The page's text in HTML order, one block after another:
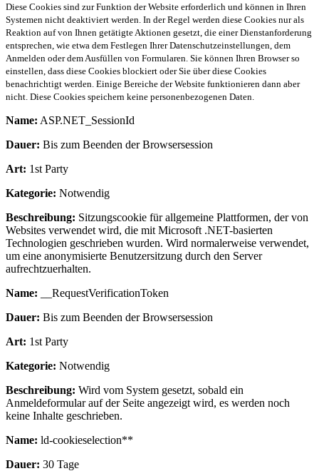
Diese Cookies sind zur Funktion der Website erforderlich und können in Ihren
Systemen nicht deaktiviert werden. In der Regel werden diese Cookies nur als
Reaktion auf von Ihnen getätigte Aktionen gesetzt, die einer Dienstanforderung
entsprechen, wie etwa dem Festlegen Ihrer Datenschutzeinstellungen, dem
Anmelden oder dem Ausfüllen von Formularen. Sie können Ihren Browser so
einstellen, dass diese Cookies blockiert oder Sie über diese Cookies
benachrichtigt werden. Einige Bereiche der Website funktionieren dann aber
nicht. Diese Cookies speichern keine personenbezogenen Daten.
Name: ASP.NET_SessionId
Dauer: Bis zum Beenden der Browsersession
Art: 1st Party
Kategorie: Notwendig
Beschreibung: Sitzungscookie für allgemeine Plattformen, der von
Websites verwendet wird, die mit Microsoft .NET-basierten
Technologien geschrieben wurden. Wird normalerweise verwendet,
um eine anonymisierte Benutzersitzung durch den Server
aufrechtzuerhalten.
Name: __RequestVerificationToken
Dauer: Bis zum Beenden der Browsersession
Art: 1st Party
Kategorie: Notwendig
Beschreibung: Wird vom System gesetzt, sobald ein
Anmeldeformular auf der Seite angezeigt wird, es werden noch
keine Inhalte geschrieben.
Name: ld-cookieselection**
Dauer: 30 Tage